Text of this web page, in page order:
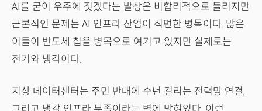
AI를 굳이 우주에 짓겠다는 발상은 비합리적으로 들리지만
근본적인 문제는 AI 인프라 산업이 직면한 병목이다. 많은
이들이 반도체 칩을 병목으로 여기고 있지만 실제로는
전기와 냉각이다.
지상 데이터센터는 주민 반대에 수년 걸리는 전력망 연결,